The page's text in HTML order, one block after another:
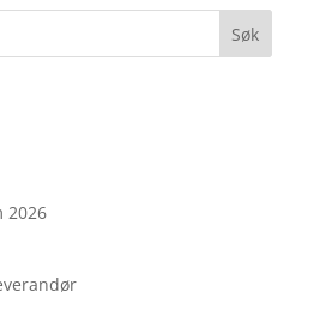
2026